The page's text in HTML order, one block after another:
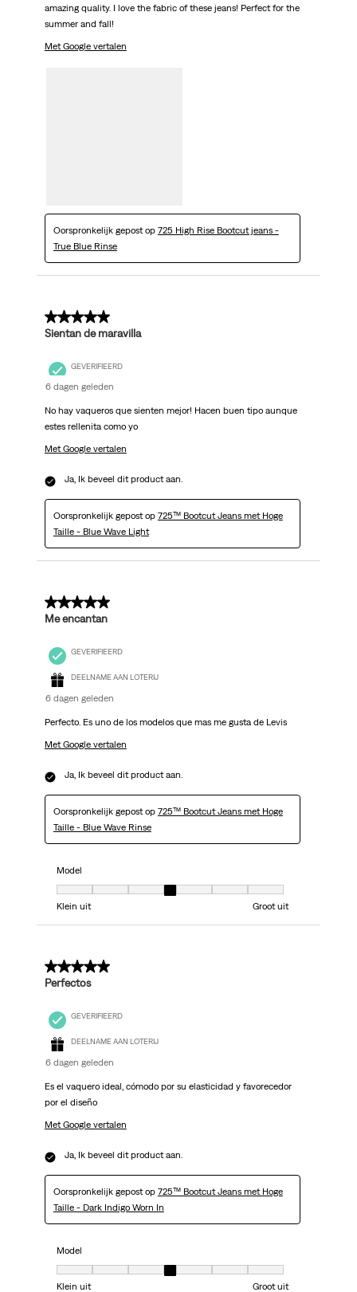
amazing quality. I love the fabric of these jeans! Perfect for the
summer and fall!
Met Google vertalen
Oorspronkelijk gepost op 725 High Rise Bootcut jeans -
True Blue Rinse
5 van 5 sterren.
Sientan de maravilla
GEVERIFIEERD
6 dagen geleden
No hay vaqueros que sienten mejor! Hacen buen tipo aunque
estes rellenita como yo
Met Google vertalen
Ja, Ik beveel dit product aan.
Oorspronkelijk gepost op 725™ Bootcut Jeans met Hoge
Taille - Blue Wave Light
5 van 5 sterren.
Me encantan
GEVERIFIEERD
DEELNAME AAN LOTERIJ
6 dagen geleden
Perfecto. Es uno de los modelos que mas me gusta de Levis
Met Google vertalen
Ja, Ik beveel dit product aan.
Oorspronkelijk gepost op 725™ Bootcut Jeans met Hoge
Taille - Blue Wave Rinse
Model
Model, 4 van 7, waarbij 1 gelijk is aan Klein uit en 7 gelijk is aan Groot uit
Klein uit
Groot uit
5 van 5 sterren.
Perfectos
GEVERIFIEERD
DEELNAME AAN LOTERIJ
6 dagen geleden
Es el vaquero ideal, cómodo por su elasticidad y favorecedor
por el diseño
Met Google vertalen
Ja, Ik beveel dit product aan.
Oorspronkelijk gepost op 725™ Bootcut Jeans met Hoge
Taille - Dark Indigo Worn In
Model
Model, 4 van 7, waarbij 1 gelijk is aan Klein uit en 7 gelijk is aan Groot uit
Klein uit
Groot uit